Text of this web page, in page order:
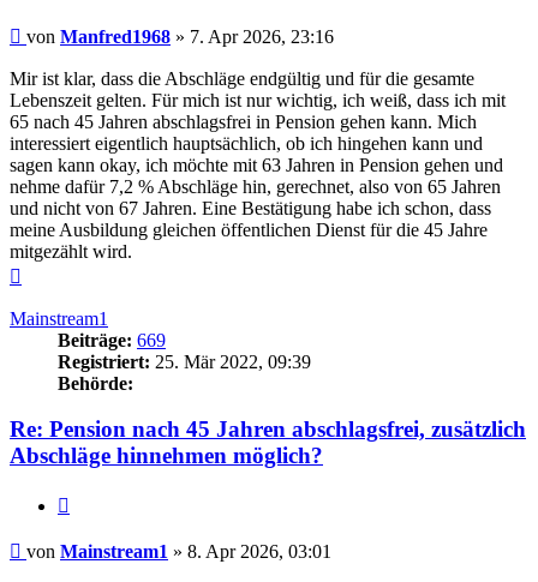
Beitrag
von Manfred1968 » 7. Apr 2026, 23:16
Mir ist klar, dass die Abschläge endgültig und für die gesamte
Lebenszeit gelten. Für mich ist nur wichtig, ich weiß, dass ich mit
65 nach 45 Jahren abschlagsfrei in Pension gehen kann. Mich
interessiert eigentlich hauptsächlich, ob ich hingehen kann und
sagen kann okay, ich möchte mit 63 Jahren in Pension gehen und
nehme dafür 7,2 % Abschläge hin, gerechnet, also von 65 Jahren
und nicht von 67 Jahren. Eine Bestätigung habe ich schon, dass
meine Ausbildung gleichen öffentlichen Dienst für die 45 Jahre
mitgezählt wird.
Mainstream1
Beiträge: 669
Registriert: 25. Mär 2022, 09:39
Behörde:
Re: Pension nach 45 Jahren abschlagsfrei, zusätzlich
Abschläge hinnehmen möglich?
Beitrag
von Mainstream1 » 8. Apr 2026, 03:01